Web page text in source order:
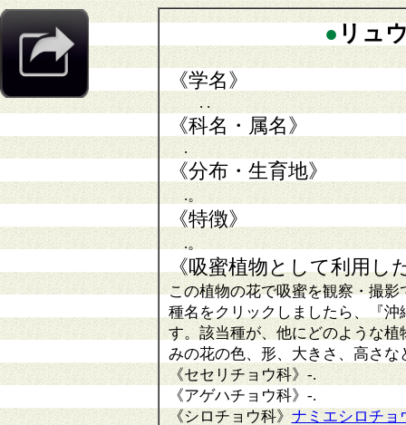
● リュ
《学名》
. .
《科名・属名》
.
《分布・生育地》
.。
《特徴》
.。
《吸蜜植物として利用し
この植物の花で吸蜜を観察・撮影
種名をクリックしましたら、『
す。該当種が、他にどのような
みの花の色、形、大きさ、高さ
《セセリチョウ科》-.
《アゲハチョウ科》 -.
《シロチョウ科》 ナミエシロチョ